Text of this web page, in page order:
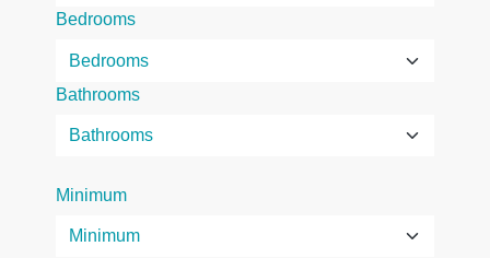
Bedrooms
Bathrooms
Minimum